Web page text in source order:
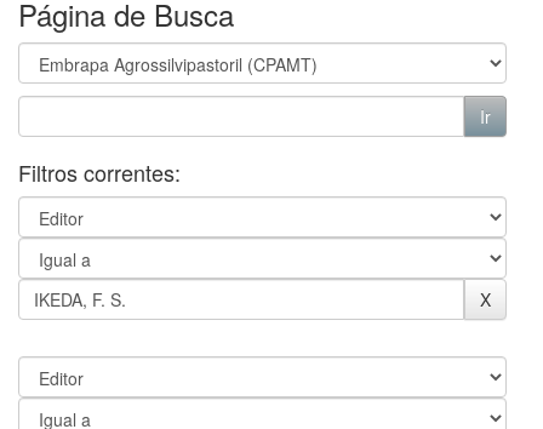
Página de Busca
Filtros correntes: